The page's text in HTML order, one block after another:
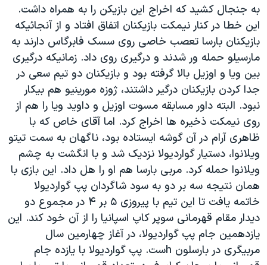
به جنجال کشید که اخراج این بازیکن را به همراه داشت.
این خطا در کنار نیمکت بازیکنان اتفاق افتاد و از آنجائیکه
بازیکنان بارسا تعصب خاصی روی سسک فابرگاس دارند به
مارسیلو حمله ور شدند و درگیری روی داد. زمانیکه درگیری
بین ویا و اوزیل بالا گرفته بود و بازیکنان دو تیم سعی در
جدا کردن بازیکنان درگیر داشتند، ژوزه مورینیو هم بیکار
نبود. البته داور مسابقه مسوت اوزیل و داوید ویا را هم از
روی نیمکت ذخیره ها اخراج کرد. اما آقای خاص که با
ظاهری آرام در آن گوشه ایستاده بود، ناگهان به سمت تیتو
ویلانوا، دستیار گواردیولا نزدیک شد و با انگشت به چشم
ویلانوا حمله کرد. مربی بارسا هم او را هل داد. این بازی با
همان نتیجه سه بر دو به سود شاگردان پپ گواردیولا
خاتمه یافت تا این تیم با پیروزی ۵ بر ۴ در مجموع دو
دیدار مقام قهرمانی سوپر کاپ اسپانیا را از آن خود کند. این
یازدهمین جام پپ گواردیولا، در آغاز چهارمین سال
مربیگری در بارسلون hست. پپ گواردیولا با یازده جام